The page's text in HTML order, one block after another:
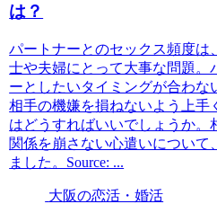
は？
パートナーとのセックス頻度は
士や夫婦にとって大事な問題。
ーとしたいタイミングが合わな
相手の機嫌を損ねないよう上手
はどうすればいいでしょうか。
関係を崩さない心遣いについて
ました。Source: ...
大阪の恋活・婚活